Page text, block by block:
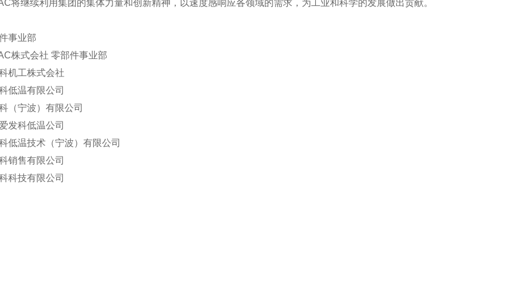
将继续利用集团的集体力量和创新精神，以速度感响应各领域的需求，为工业和科学的发展做出贡献。
事业部
株式会社 零部件事业部
机工株式会社
低温有限公司
（宁波）有限公司
发科低温公司
低温技术（宁波）有限公司
销售有限公司
科技有限公司